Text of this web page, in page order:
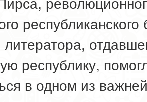
республиканского
литератора,
республику,
в одном из